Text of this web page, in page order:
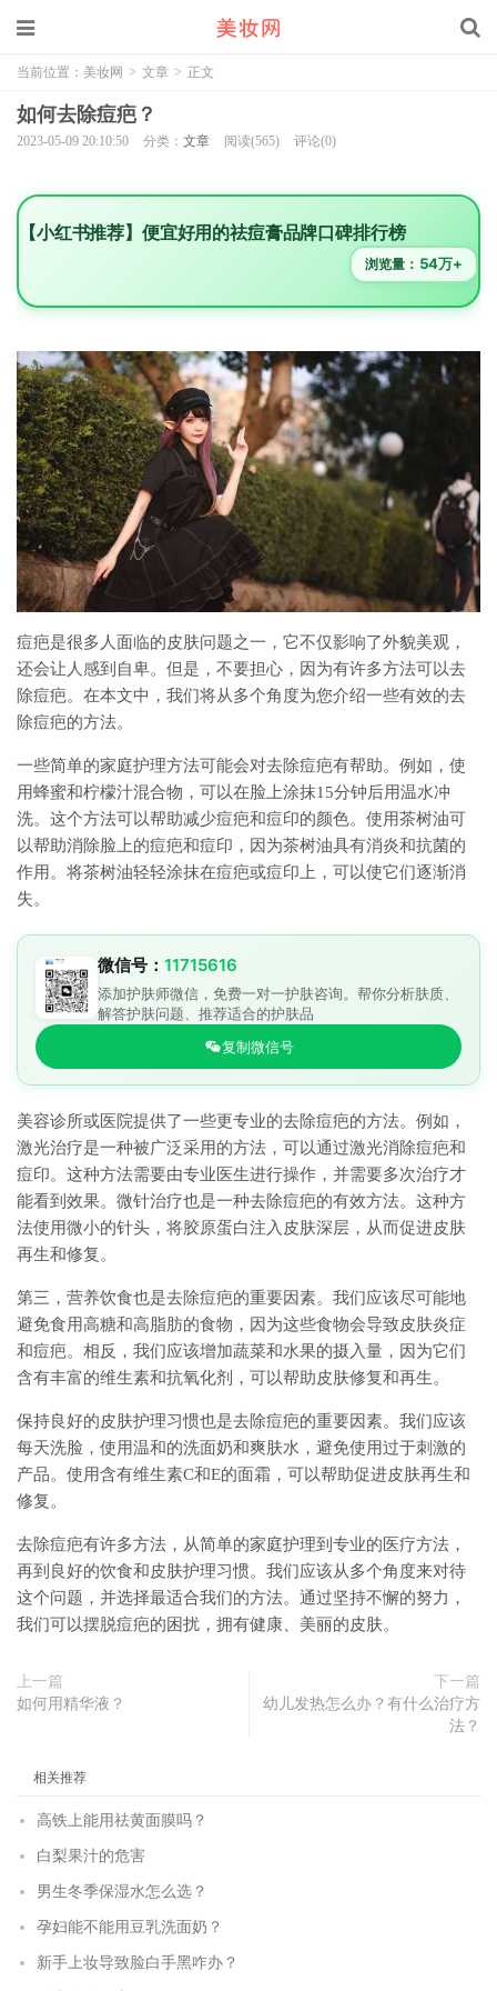
当前位置： 美妆网 > 文章 > 正文
如何去除痘疤？
2023-05-09 20:10:50 分类： 文章 阅读(565) 评论(0)
【小红书推荐】便宜好用的祛痘膏品牌口碑排行榜
浏览量： 54万+
痘疤是很多人面临的皮肤问题之一，它不仅影响了外貌美观，
还会让人感到自卑。但是，不要担心，因为有许多方法可以去
除痘疤。在本文中，我们将从多个角度为您介绍一些有效的去
除痘疤的方法。
一些简单的家庭护理方法可能会对去除痘疤有帮助。例如，使
用蜂蜜和柠檬汁混合物，可以在脸上涂抹15分钟后用温水冲
洗。这个方法可以帮助减少痘疤和痘印的颜色。使用茶树油可
以帮助消除脸上的痘疤和痘印，因为茶树油具有消炎和抗菌的
作用。将茶树油轻轻涂抹在痘疤或痘印上，可以使它们逐渐消
失。
微信号： 11715616
添加护肤师微信，免费一对一护肤咨询。帮你分析肤质、
解答护肤问题、推荐适合的护肤品
复制微信号
美容诊所或医院提供了一些更专业的去除痘疤的方法。例如，
激光治疗是一种被广泛采用的方法，可以通过激光消除痘疤和
痘印。这种方法需要由专业医生进行操作，并需要多次治疗才
能看到效果。微针治疗也是一种去除痘疤的有效方法。这种方
法使用微小的针头，将胶原蛋白注入皮肤深层，从而促进皮肤
再生和修复。
第三，营养饮食也是去除痘疤的重要因素。我们应该尽可能地
避免食用高糖和高脂肪的食物，因为这些食物会导致皮肤炎症
和痘疤。相反，我们应该增加蔬菜和水果的摄入量，因为它们
含有丰富的维生素和抗氧化剂，可以帮助皮肤修复和再生。
保持良好的皮肤护理习惯也是去除痘疤的重要因素。我们应该
每天洗脸，使用温和的洗面奶和爽肤水，避免使用过于刺激的
产品。使用含有维生素C和E的面霜，可以帮助促进皮肤再生和
修复。
去除痘疤有许多方法，从简单的家庭护理到专业的医疗方法，
再到良好的饮食和皮肤护理习惯。我们应该从多个角度来对待
这个问题，并选择最适合我们的方法。通过坚持不懈的努力，
我们可以摆脱痘疤的困扰，拥有健康、美丽的皮肤。
上一篇
如何用精华液？
下一篇
幼儿发热怎么办？有什么治疗方
法？
相关推荐
高铁上能用祛黄面膜吗？
白梨果汁的危害
男生冬季保湿水怎么选？
孕妇能不能用豆乳洗面奶？
新手上妆导致脸白手黑咋办？